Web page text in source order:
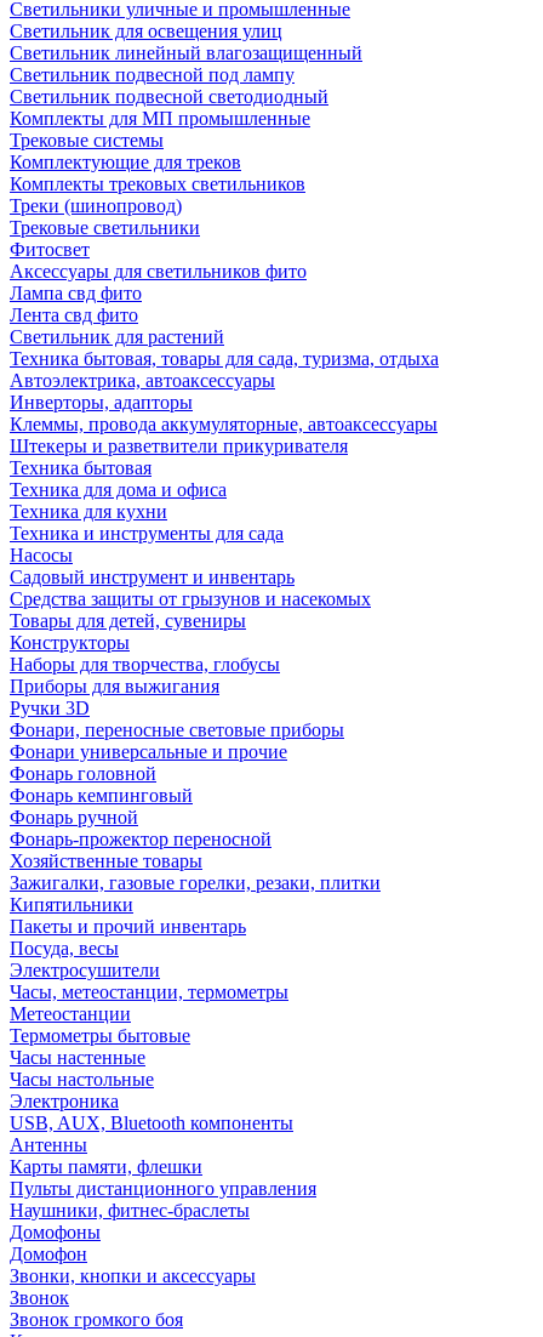
Светильники уличные и промышленные
Светильник для освещения улиц
Светильник линейный влагозащищенный
Светильник подвесной под лампу
Светильник подвесной светодиодный
Комплекты для МП промышленные
Трековые системы
Комплектующие для треков
Комплекты трековых светильников
Треки (шинопровод)
Трековые светильники
Фитосвет
Аксессуары для светильников фито
Лампа свд фито
Лента свд фито
Светильник для растений
Техника бытовая, товары для сада, туризма, отдыха
Автоэлектрика, автоаксессуары
Инверторы, адапторы
Клеммы, провода аккумуляторные, автоаксессуары
Штекеры и разветвители прикуривателя
Техника бытовая
Техника для дома и офиса
Техника для кухни
Техника и инструменты для сада
Насосы
Садовый инструмент и инвентарь
Средства защиты от грызунов и насекомых
Товары для детей, сувениры
Конструкторы
Наборы для творчества, глобусы
Приборы для выжигания
Ручки 3D
Фонари, переносные световые приборы
Фонари универсальные и прочие
Фонарь головной
Фонарь кемпинговый
Фонарь ручной
Фонарь-прожектор переносной
Хозяйственные товары
Зажигалки, газовые горелки, резаки, плитки
Кипятильники
Пакеты и прочий инвентарь
Посуда, весы
Электросушители
Часы, метеостанции, термометры
Метеостанции
Термометры бытовые
Часы настенные
Часы настольные
Электроника
USB, AUX, Bluetooth компоненты
Антенны
Карты памяти, флешки
Пульты дистанционного управления
Наушники, фитнес-браслеты
Домофоны
Домофон
Звонки, кнопки и аксессуары
Звонок
Звонок громкого боя